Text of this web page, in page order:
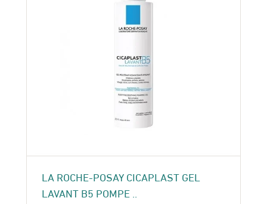
LA ROCHE-POSAY CICAPLAST GEL
LAVANT B5 POMPE ..